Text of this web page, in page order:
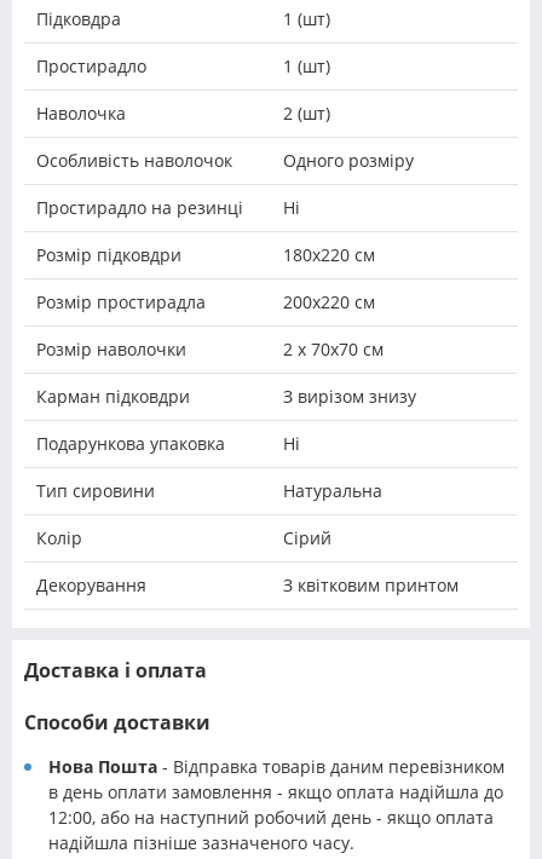
Підковдра 1 (шт)
Простирадло 1 (шт)
Наволочка 2 (шт)
Особливість наволочок Одного розміру
Простирадло на резинці Ні
Розмір підковдри 180х220 см
Розмір простирадла 200х220 см
Розмір наволочки 2 х 70х70 см
Карман підковдри З вирізом знизу
Подарункова упаковка Ні
Тип сировини Натуральна
Колір Сірий
Декорування З квітковим принтом
Доставка і оплата
Способи доставки
Нова Пошта - Відправка товарів даним перевізником
в день оплати замовлення - якщо оплата надійшла до
12:00, або на наступний робочий день - якщо оплата
надійшла пізніше зазначеного часу.